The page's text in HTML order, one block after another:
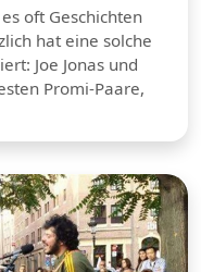
oft Geschichten
hat eine solche
Joe Jonas und
Promi-Paare,